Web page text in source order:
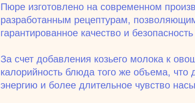
Пюре изготовлено на современном
разработанным рецептурам,
гарантированное качество и
За счет добавления козьего молока к
калорийность блюда того же объема, что
энергию и более длительное чувство